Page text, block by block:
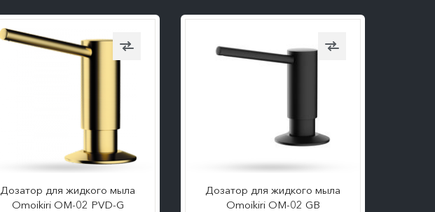
Дозатор для жидкого мыла
Omoikiri OM-02 PVD-G
Дозатор для жидкого мыла
Omoikiri OM-02 GB